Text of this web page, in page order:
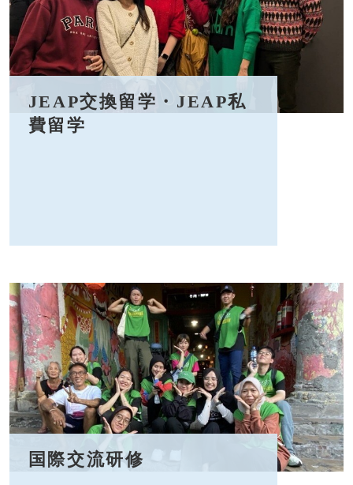
JEAP交換留学・JEAP私
費留学
国際交流研修